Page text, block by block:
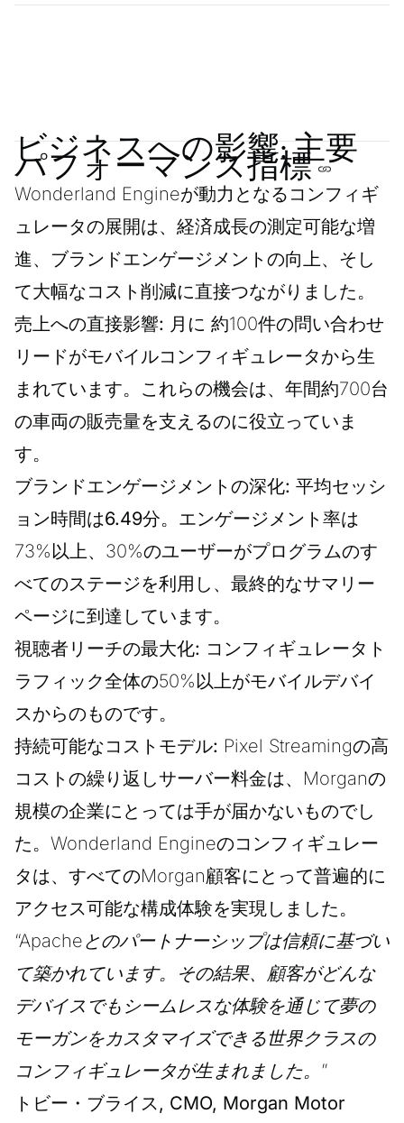
ビジネスへの影響: 主要
パフォーマンス指標
Wonderland Engineが動力となるコンフィギ
ュレータの展開は、経済成長の測定可能な増
進、ブランドエンゲージメントの向上、そし
て大幅なコスト削減に直接つながりました。
売上への直接影響: 月に 約100件の問い合わせ
リードがモバイルコンフィギュレータから生
まれています。これらの機会は、年間約700台
の車両の販売量を支えるのに役立っていま
す。
ブランドエンゲージメントの深化: 平均セッシ
ョン時間は6.49分。エンゲージメント率は
73%以上、30%のユーザーがプログラムのす
べてのステージを利用し、最終的なサマリー
ページに到達しています。
視聴者リーチの最大化: コンフィギュレータト
ラフィック全体の50%以上がモバイルデバイ
スからのものです。
持続可能なコストモデル: Pixel Streamingの高
コストの繰り返しサーバー料金は、Morganの
規模の企業にとっては手が届かないものでし
た。Wonderland Engineのコンフィギュレー
タは、すべてのMorgan顧客にとって普遍的に
アクセス可能な構成体験を実現しました。
“Apacheとのパートナーシップは信頼に基づい
て築かれています。その結果、顧客がどんな
デバイスでもシームレスな体験を通じて夢の
モーガンをカスタマイズできる世界クラスの
コンフィギュレータが生まれました。”
トビー・ブライス, CMO, Morgan Motor